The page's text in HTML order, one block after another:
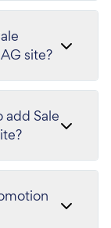
site?
Sale